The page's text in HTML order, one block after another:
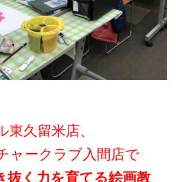
久留米店、
ャークラブ入間店で
抜く力を育てる絵画教